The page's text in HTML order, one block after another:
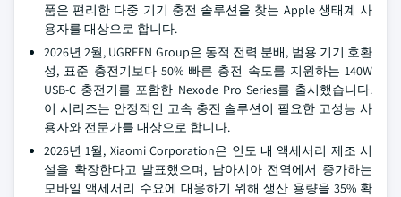
품은 편리한 다중 기기 충전 솔루션을 찾는 Apple 생태계 사
용자를 대상으로 합니다.
2026년 2월, UGREEN Group은 동적 전력 분배, 범용 기기 호환
성, 표준 충전기보다 50% 빠른 충전 속도를 지원하는 140W
USB-C 충전기를 포함한 Nexode Pro Series를 출시했습니다.
이 시리즈는 안정적인 고속 충전 솔루션이 필요한 고성능 사
용자와 전문가를 대상으로 합니다.
2026년 1월, Xiaomi Corporation은 인도 내 액세서리 제조 시
설을 확장한다고 발표했으며, 남아시아 전역에서 증가하는
모바일 액세서리 수요에 대응하기 위해 생산 용량을 35% 확